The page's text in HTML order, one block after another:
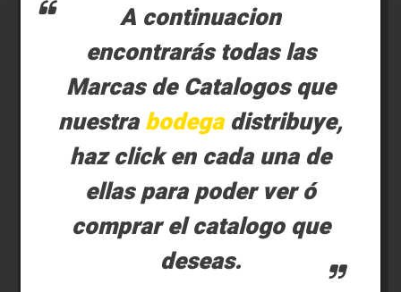
A continuacion
encontrarás todas las
Marcas de Catalogos que
nuestrabodegadistribuye,
haz click en cada una de
ellas para poder ver ó
comprar el catalogo que
deseas.